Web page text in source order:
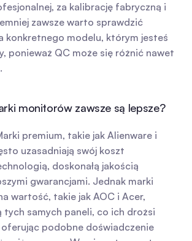
za kalibrację fabryczną i
zawsze warto sprawdzić
konkretnego modelu, którym jesteś
ponieważ QC może się różnić nawet
monitorów zawsze są lepsze?
premium, takie jak Alienware i
uzasadniają swój koszt
doskonałą jakością
gwarancjami. Jednak marki
wartość, takie jak AOC i Acer,
tych samych paneli, co ich drożsi
podobne doświadczenie